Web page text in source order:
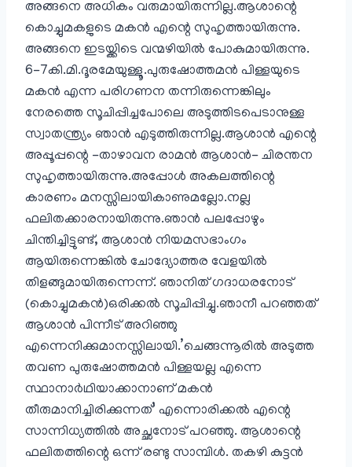
അങ്ങനെ അധികം വരുമായിരുന്നില്ല.ആശാന്റെ
കൊച്ചുമകളുടെ മകന്‍ എന്റെ സുഹൃത്തായിരുന്നു.
അങ്ങനെ ഇടയ്ക്കിടെ വന്മഴിയില്‍ പോകുമായിരുന്നു.
6-7കി.മി.ദൂരമേയുള്ളൂ.പുരുഷോത്തമന്‍ പിള്ളയുടെ
മകന്‍ എന്ന പരിഗണന തന്നിരുന്നെങ്കിലും
നേരത്തെ സൂചിപ്പിച്ചപോലെ അടുത്തിടപെടാനുള്ള
സ്വാതന്ത്ര്യം ഞാന്‍ എടുത്തിരുന്നില്ല.ആശാന്‍ എന്റെ
അപ്പൂപ്പന്റെ -താഴാവന രാമന്‍ ആശാന്‍- ചിരന്തന
സുഹൃത്തായിരുന്നു.അപ്പോള്‍ അകലത്തിന്റെ
കാരണം മനസ്സിലായികാണുമല്ലോ.നല്ല
ഫലിതക്കാരനായിരുന്നു.ഞാന്‍ പലപ്പോഴും
ചിന്തിച്ചിട്ടുണ്ട്, ആശാന്‍ നിയമസഭാംഗം
ആയിരുന്നെങ്കില്‍ ചോദ്യോത്തര വേളയില്‍
തിളങ്ങുമായിരുന്നെന്ന്. ഞാനിത് ഗദാധരനോട്‌
(കൊച്ചുമകന്‍)ഒരിക്കല്‍ സൂചിപ്പിച്ചു.ഞാനീ പറഞ്ഞത്
ആശാന്‍ പിന്നീട് അറിഞ്ഞു
എന്നെനിക്കുമാനസ്സിലായി.’ചെങ്ങന്നൂരില്‍ അടുത്ത
തവണ പുരുഷോത്തമന്‍ പിള്ളയല്ല എന്നെ
സ്ഥാനാര്‍ഥിയാക്കാനാണ് മകന്‍
തീരുമാനിച്ചിരിക്കുന്നത്’ എന്നൊരിക്കല്‍ എന്റെ
സാന്നിധ്യത്തില്‍ അച്ഛനോട് പറഞ്ഞു. ആശാന്റെ
ഫലിതത്തിന്റെ ഒന്ന് രണ്ടു സാമ്പിള്‍. തകഴി കുട്ടന്‍